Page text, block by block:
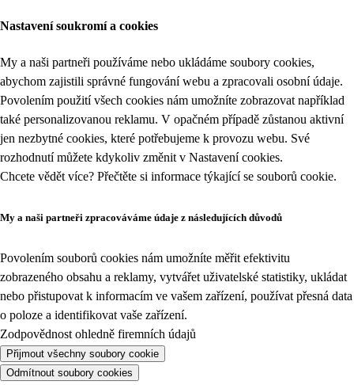
Nastavení soukromí a cookies
My a naši partneři používáme nebo ukládáme soubory cookies,
abychom zajistili správné fungování webu a zpracovali osobní údaje.
Povolením použití všech cookies nám umožníte zobrazovat například
také personalizovanou reklamu. V opačném případě zůstanou aktivní
jen nezbytné cookies, které potřebujeme k provozu webu. Své
rozhodnutí můžete kdykoliv změnit v Nastavení cookies.
Chcete vědět více? Přečtěte si informace týkající se souborů cookie.
My a naši partneři zpracováváme údaje z následujících důvodů
Povolením souborů cookies nám umožníte měřit efektivitu
zobrazeného obsahu a reklamy, vytvářet uživatelské statistiky, ukládat
nebo přistupovat k informacím ve vašem zařízení, používat přesná data
o poloze a identifikovat vaše zařízení.
Zodpovědnost ohledně firemních údajů
Přijmout všechny soubory cookie
Odmítnout soubory cookies